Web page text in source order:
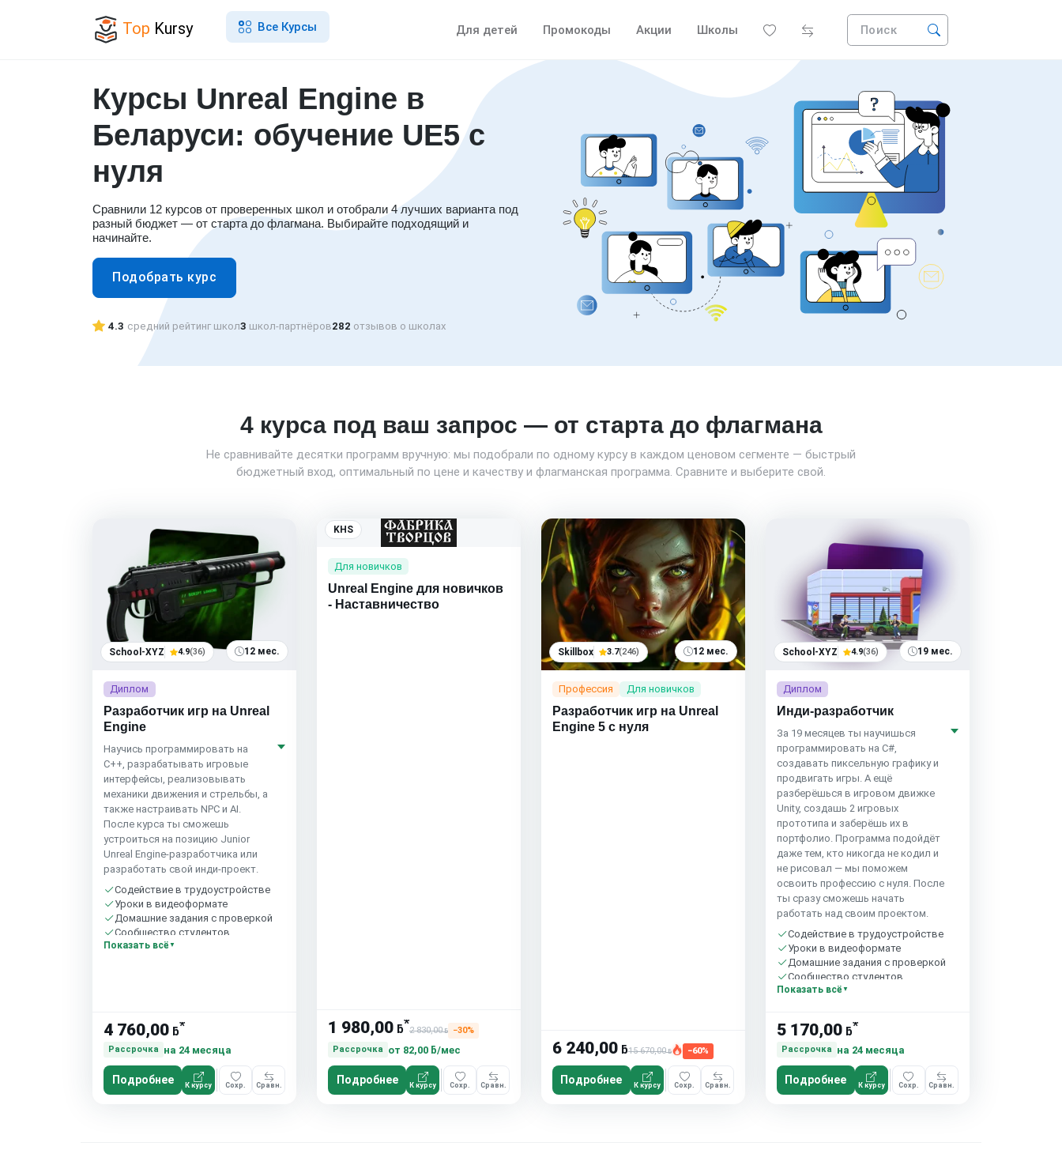
Top Kursy Все Курсы Для детей Промокоды Акции Школы Поиск
Курсы Unreal Engine в
Беларуси: обучение UE5 с
нуля
Сравнили 12 курсов от проверенных школ и отобрали 4 лучших варианта под
разный бюджет — от старта до флагмана. Выбирайте подходящий и
начинайте.
Подобрать курс
4.3 средний рейтинг школ3 школ-партнёров282 отзывов о школах
?
4 курса под ваш запрос — от старта до флагмана
Не сравнивайте десятки программ вручную: мы подобрали по одному курсу в каждом ценовом сегменте — быстрый
бюджетный вход, оптимальный по цене и качеству и флагманская программа. Сравните и выберите свой.
School-XYZ 4.9(36) 12 мес.
Диплом
Разработчик игр на Unreal
Engine
Научись программировать на
C++, разрабатывать игровые
интерфейсы, реализовывать
механики движения и стрельбы, а
также настраивать NPC и AI.
После курса ты сможешь
устроиться на позицию Junior
Unreal Engine-разработчика или
разработать свой инди-проект.
Содействие в трудоустройстве
Уроки в видеоформате
Домашние задания с проверкой
Сообщество студентов
Показать всё
4 760,00 ƃ*
Рассрочка на 24 месяца
Подробнее К курсу Сохр. Сравн.
KHS
Для новичков
Unreal Engine для новичков
- Наставничество
1 980,00ƃ*
2 830,00ƃ
−30%
Рассрочка
от 82,00 ƃ/мес
Подробнее К курсу Сохр. Сравн.
Skillbox 3.7(246) 12 мес.
Профессия Для новичков
Разработчик игр на Unreal
Engine 5 с нуля
6 240,00ƃ15 670,00ƃ −60%
Подробнее К курсу Сохр. Сравн.
School-XYZ 4.9(36) 19 мес.
Диплом
Инди-разработчик
За 19 месяцев ты научишься
программировать на C#,
создавать пиксельную графику и
продвигать игры. А ещё
разберёшься в игровом движке
Unity, создашь 2 игровых
прототипа и заберёшь их в
портфолио. Программа подойдёт
даже тем, кто никогда не кодил и
не рисовал — мы поможем
освоить профессию с нуля. После
ты сразу сможешь начать
работать над своим проектом.
Содействие в трудоустройстве
Уроки в видеоформате
Домашние задания с проверкой
Сообщество студентов
Показать всё
5 170,00ƃ*
Рассрочка на 24 месяца
Подробнее К курсу Сохр. Сравн.